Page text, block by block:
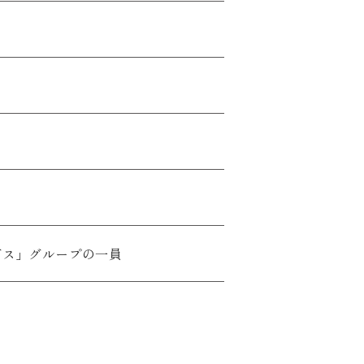
」グループの一員